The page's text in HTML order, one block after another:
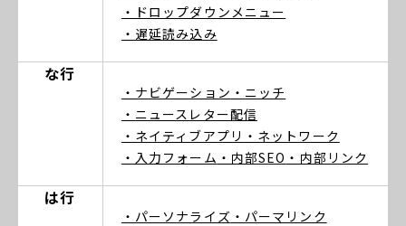
・ドロップダウンメニュー
・遅延読み込み
な行
・ナビゲーション ・ニッチ
・ニュースレター配信
・ネイティブアプリ ・ネットワーク
・入力フォーム ・内部SEO ・内部リンク
は行
・パーソナライズ ・パーマリンク